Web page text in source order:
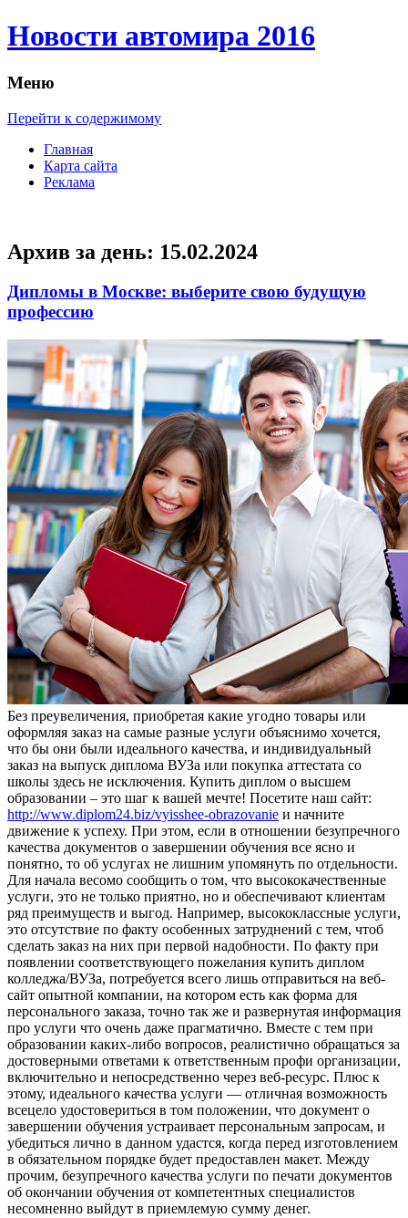
Новости автомира 2016
Меню
Перейти к содержимому
Главная
Карта сайта
Реклама
Архив за день: 15.02.2024
Дипломы в Москве: выберите свою будущую
профессию
Бeз прeувeличeния, приобретая какие угодно товары или
оформляя заказ на самые разные услуги объяснимо хочется,
что бы они были идеального качества, и индивидуальный
заказ на выпуск диплома ВУЗа или покупка аттестата со
школы здесь не исключения. Купить диплом о высшем
образовании – это шаг к вашей мечте! Посетите наш сайт:
http://www.diplom24.biz/vyisshee-obrazovanie и начните
движение к успеху. При этом, если в отношении безупречного
качества документов о завершении обучения все ясно и
понятно, то об услугах не лишним упомянуть по отдельности.
Для начала весомо сообщить о том, что высококачественные
услуги, это не только приятно, но и обеспечивают клиентам
ряд преимуществ и выгод. Например, высококлассные услуги,
это отсутствие по факту особенных затруднений с тем, чтоб
сделать заказ на них при первой надобности. По факту при
появлении соответствующего пожелания купить диплом
колледжа/ВУЗа, потребуется всего лишь отправиться на веб-
сайт опытной компании, на котором есть как форма для
персонального заказа, точно так же и развернутая информация
про услуги что очень даже прагматично. Вместе с тем при
образовании каких-либо вопросов, реалистично обращаться за
достоверными ответами к ответственным профи организации,
включительно и непосредственно через веб-ресурс. Плюс к
этому, идеального качества услуги — отличная возможность
всецело удостовериться в том положении, что документ о
завершении обучения устраивает персональным запросам, и
убедиться лично в данном удастся, когда перед изготовлением
в обязательном порядке будет предоставлен макет. Между
прочим, безупречного качества услуги по печати документов
об окончании обучения от компетентных специалистов
несомненно выйдут в приемлемую сумму денег.